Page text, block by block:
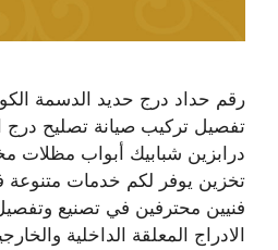
رقم حداد درج حديد الدسمة
تفصيل تركيب صيانة تصليح درج
درابزين شبابيك أبواب مظلات
تخزين يوفر لكم خدمات متنوعة
فنيين محترفين في تصنيع
الادراج المعلقة الداخلية